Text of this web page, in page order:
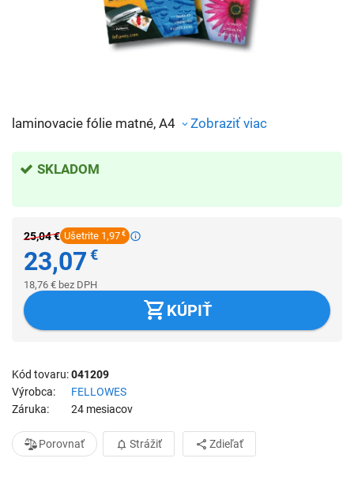
laminovacie fólie matné, A4 Zobraziť viac
SKLADOM
25,04€ Ušetrite 1,97 €
23,07 €
18,76 € bez DPH
KÚPIŤ
Kód tovaru 041209
Výrobca
FELLOWES
Záruka
24 mesiacov
Porovnať Strážiť Zdieľať